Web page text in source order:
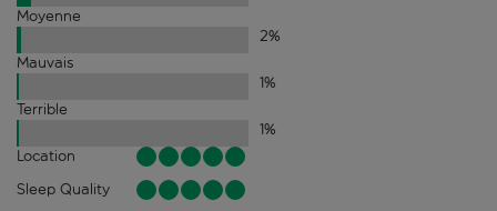
Moyenne
2%
Mauvais
1%
Terrible
1%
Location
Sleep Quality